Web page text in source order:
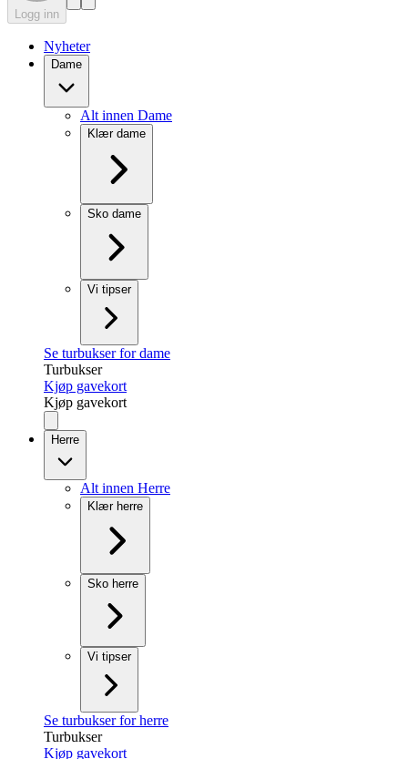
Logg inn
Nyheter
Dame
Alt innen Dame
Klær dame
Sko dame
Vi tipser
Se turbukser for dame
Turbukser
Kjøp gavekort
Kjøp gavekort
Herre
Alt innen Herre
Klær herre
Sko herre
Vi tipser
Se turbukser for herre
Turbukser
Kjøp gavekort